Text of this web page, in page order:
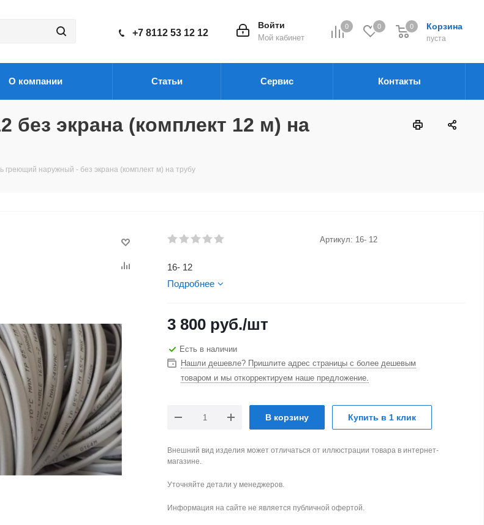
0 0 Корзина
пуста
0
Войти
Мой кабинет
+7 8112 53 12 12
О компании Статьи Сервис Контакты
экрана (комплект 12 м) на
греющий наружный - без экрана (комплект м) на трубу
Артикул: 16- 12
16- 12
Подробнее
3 800 руб./шт
Есть в наличии
Нашли дешевле? Пришлите адрес страницы с более дешевым
товаром и мы откорректируем наше предложение.
В корзину Купить в 1 клик
Внешний вид изделия может отличаться от иллюстрации товара в интернет-
магазине.
Уточняйте детали у менеджеров.
Информация на сайте не является публичной офертой.